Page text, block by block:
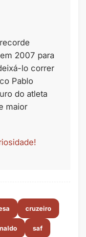
2007 para
lo correr
Pablo
do atleta
maior
cruzeiro
saf